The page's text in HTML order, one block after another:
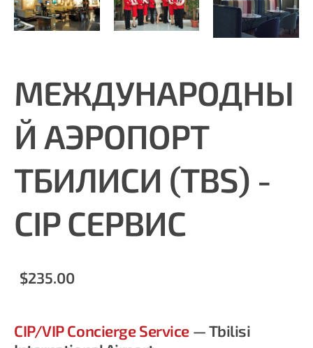
МЕЖДУНАРОДНЫ
Й АЭРОПОРТ
ТБИЛИСИ (TBS) -
CIP СЕРВИС
$235.00
CIP/VIP Concierge Service— Tbilisi